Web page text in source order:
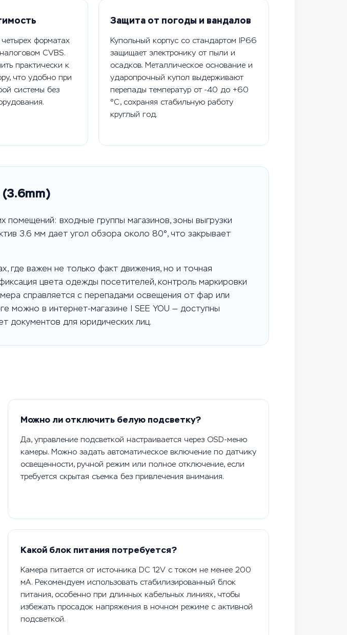
форматах
CVBS.
практически к
что удобно при
системы без
Защита от погоды и вандалов
Купольный корпус со стандартом IP66
защищает электронику от пыли и
осадков. Металлическое основание и
ударопрочный купол выдерживают
перепады температур от -40 до +60
°C, сохраняя стабильную работу
круглый год.
входные группы магазинов, зоны выгрузки
3.6 мм дает угол обзора около 80°, что закрывает
где важен не только факт движения, но и точная
цвета одежды посетителей, контроль маркировки
справляется с перепадами освещения от фар или
можно в интернет-магазине I SEE YOU — доступны
документов для юридических лиц.
Можно ли отключить белую подсветку?
Да, управление подсветкой настраивается через OSD-меню
камеры. Можно задать автоматическое включение по датчику
освещенности, ручной режим или полное отключение, если
требуется скрытая съемка без привлечения внимания.
Какой блок питания потребуется?
Камера питается от источника DC 12V с током не менее 200
мА. Рекомендуем использовать стабилизированный блок
питания, особенно при длинных кабельных линиях, чтобы
избежать просадок напряжения в ночном режиме с активной
подсветкой.